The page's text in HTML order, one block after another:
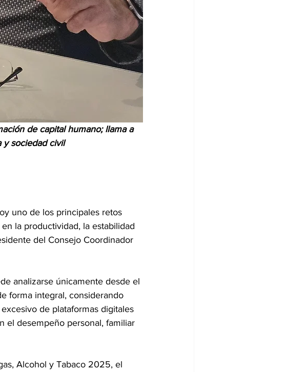
de capital humano; llama a
y sociedad civil
uno de los principales retos
la productividad, la estabilidad
del Consejo Coordinador
analizarse únicamente desde el
forma integral, considerando
de plataformas digitales
el desempeño personal, familiar
Alcohol y Tabaco 2025, el